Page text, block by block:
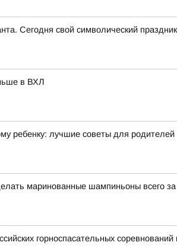
Сегодня свой символический
в ВХЛ
ребенку: лучшие советы для родителей
маринованные шампиньоны всего за
горноспасательных соревнований